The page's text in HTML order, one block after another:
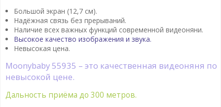
Большой экран (12,7 см).
Надёжная связь без прерываний.
Наличие всех важных функций современной видеоняни.
Высокое качество изображения и звука.
Невысокая цена.
Moonybaby 55935 – это качественная видеоняня по
невысокой цене.
Дальность приёма до 300 метров.